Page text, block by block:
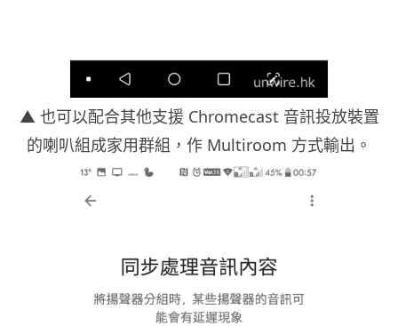
▲ 也可以配合其他支援 Chromecast 音訊投放裝置
的喇叭組成家用群組，作 Multiroom 方式輸出。